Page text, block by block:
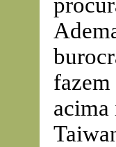
fazem
acima